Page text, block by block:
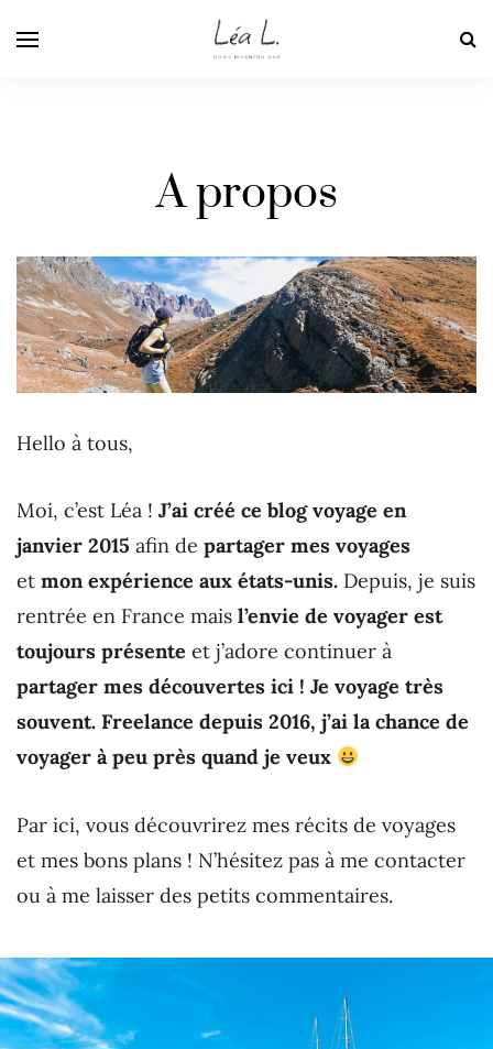
A propos
Hello à tous,
Moi, c’est Léa ! J’ai créé ce blog voyage en
janvier 2015 afin de partager mes voyages
et mon expérience aux états-unis. Depuis, je suis
rentrée en France mais l’envie de voyager est
toujours présente et j’adore continuer à
partager mes découvertes ici ! Je voyage très
souvent. Freelance depuis 2016, j’ai la chance de
voyager à peu près quand je veux
Par ici, vous découvrirez mes récits de voyages
et mes bons plans ! N’hésitez pas à me contacter
ou à me laisser des petits commentaires.